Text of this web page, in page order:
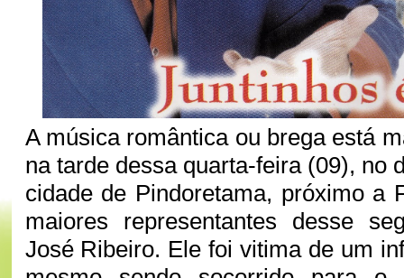
A música romântica ou brega está
na tarde dessa quarta-feira (09), no
cidade de Pindoretama, próximo a
maiores representantes desse
José Ribeiro. Ele foi vitima de um